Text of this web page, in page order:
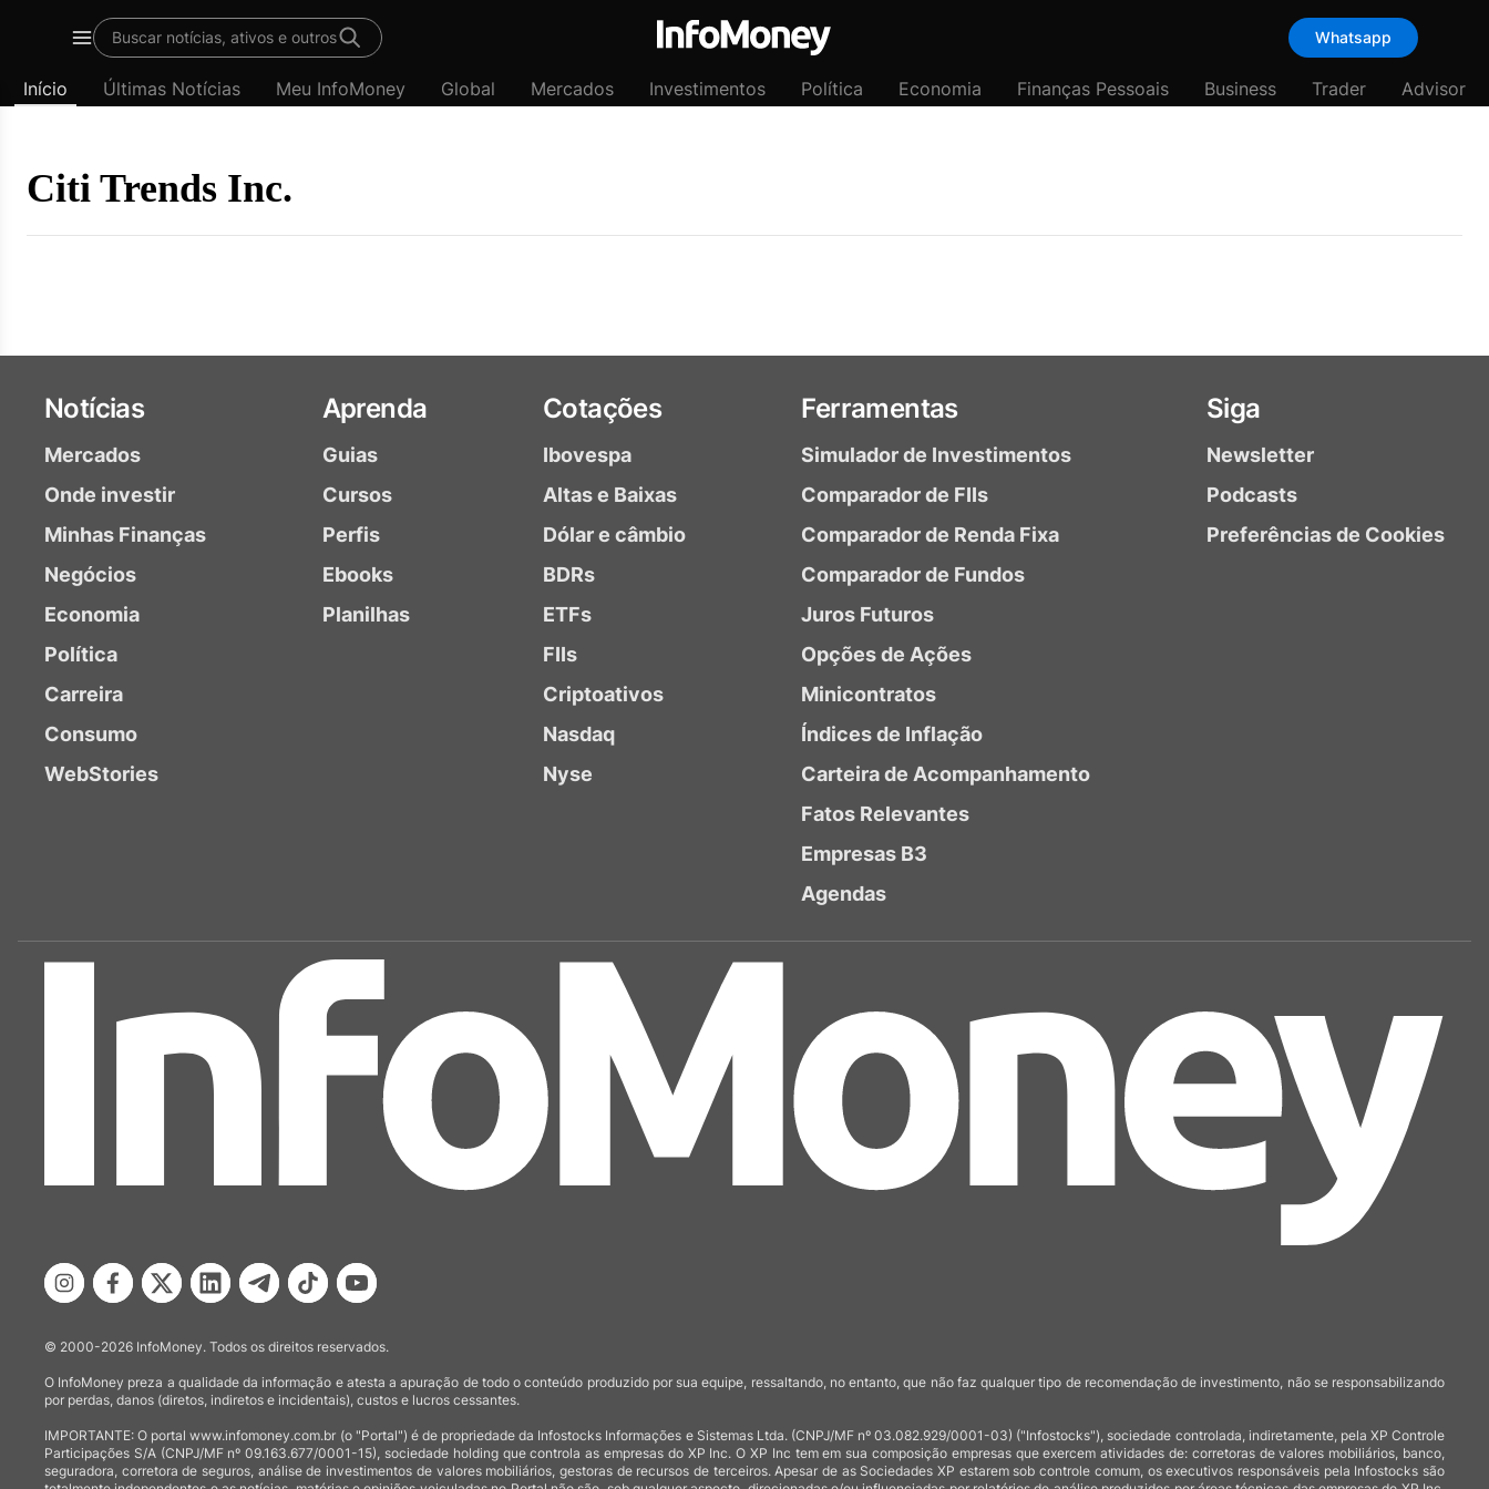
Últimas
InfoMoney
Menu
Buscar notícias, ativos e outros Whatsapp
Início Últimas Notícias Meu InfoMoney Global Mercados Investimentos Política Economia Finanças Pessoais Business Trader Advisor
Citi Trends Inc.
Notícias
Mercados
Onde investir
Minhas Finanças
Negócios
Economia
Política
Carreira
Consumo
WebStories
Aprenda
Guias
Cursos
Perfis
Ebooks
Planilhas
Cotações
Ibovespa
Altas e Baixas
Dólar e câmbio
BDRs
ETFs
FIIs
Criptoativos
Nasdaq
Nyse
Ferramentas
Simulador de Investimentos
Comparador de FIIs
Comparador de Renda Fixa
Comparador de Fundos
Juros Futuros
Opções de Ações
Minicontratos
Índices de Inflação
Carteira de Acompanhamento
Fatos Relevantes
Empresas B3
Agendas
Siga
Newsletter
Podcasts
Preferências de Cookies
© 2000-2026 InfoMoney. Todos os direitos reservados.
O InfoMoney preza a qualidade da informação e atesta a apuração de todo o conteúdo produzido por sua equipe, ressaltando, no entanto, que não faz qualquer tipo de recomendação de investimento, não se responsabilizando
por perdas, danos (diretos, indiretos e incidentais), custos e lucros cessantes.
IMPORTANTE: O portal www.infomoney.com.br (o "Portal") é de propriedade da Infostocks Informações e Sistemas Ltda. (CNPJ/MF nº 03.082.929/0001-03) ("Infostocks"), sociedade controlada, indiretamente, pela XP Controle
Participações S/A (CNPJ/MF nº 09.163.677/0001-15), sociedade holding que controla as empresas do XP Inc. O XP Inc tem em sua composição empresas que exercem atividades de: corretoras de valores mobiliários, banco,
seguradora, corretora de seguros, análise de investimentos de valores mobiliários, gestoras de recursos de terceiros. Apesar de as Sociedades XP estarem sob controle comum, os executivos responsáveis pela Infostocks são